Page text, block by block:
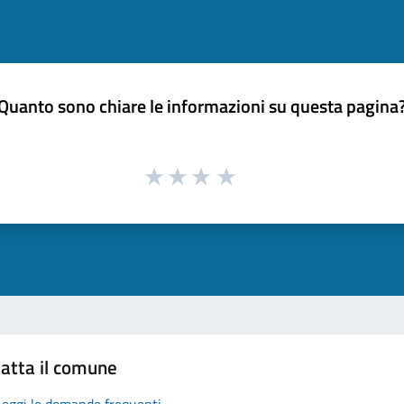
sono chiare le informazioni su questa
il comune